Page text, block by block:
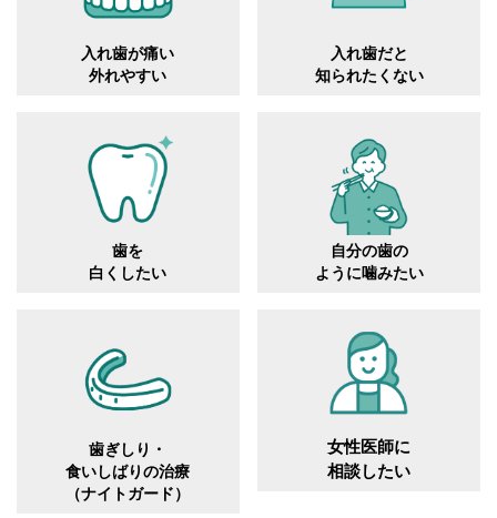
入れ歯が痛い
外れやすい
入れ歯だと
知られたくない
歯を
白くしたい
自分の歯の
ように噛みたい
歯ぎしり・
食いしばりの治療
（ナイトガード）
女性医師に
相談したい